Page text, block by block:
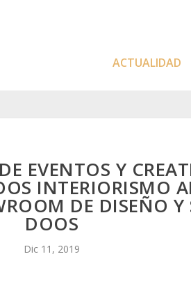
ACTUALIDAD
EVENTOS Y
INTERIORISMO
DE DISEÑO Y
DOOS
Dic 11, 2019